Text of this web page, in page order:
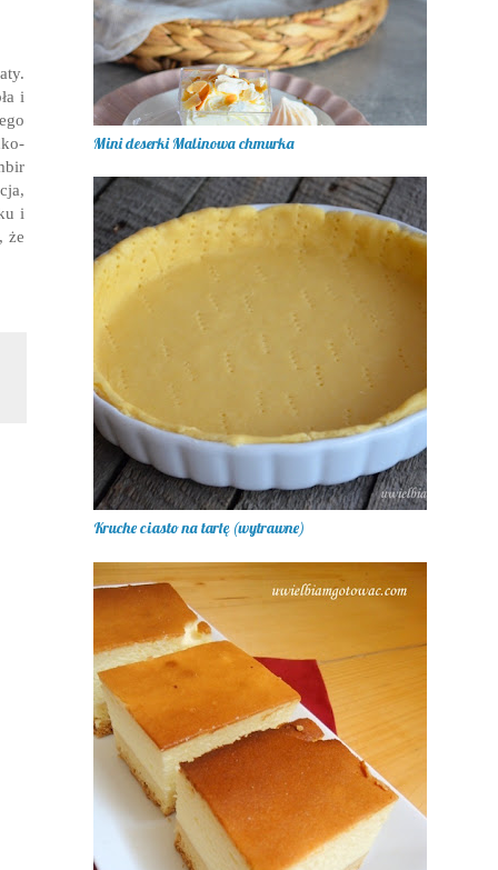
i
i
że
Mini deserki Malinowa chmurka
Kruche ciasto na tartę (wytrawne)